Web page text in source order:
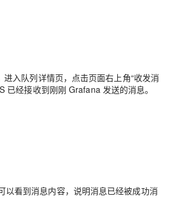
入队列详情页，点击页面右上角“收发消
已经接收到刚刚 Grafana 发送的消息。
以看到消息内容，说明消息已经被成功消